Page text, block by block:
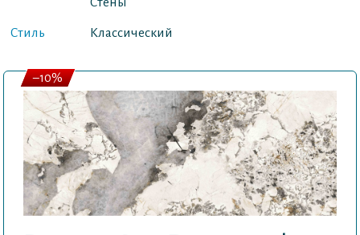
Стиль Классический
–10%